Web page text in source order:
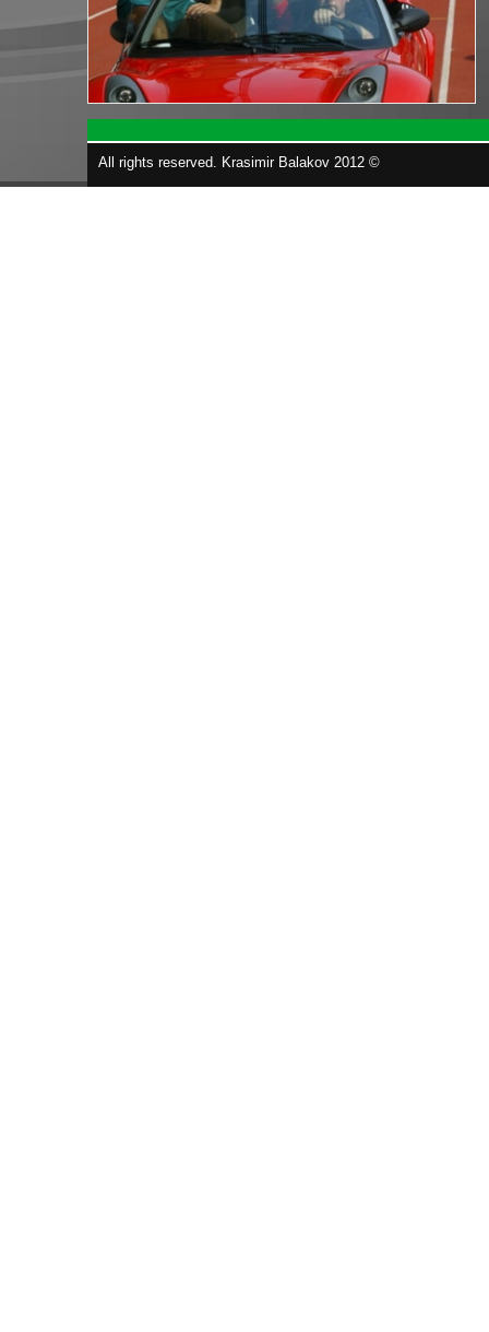
All rights reserved. Krasimir Balakov 2012 ©